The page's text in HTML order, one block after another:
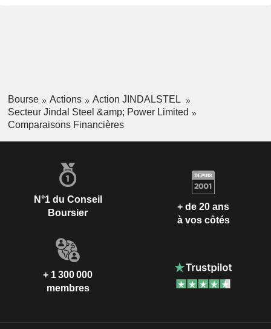
Bourse Actions
Action JINDALSTEL
Secteur Jindal Steel &amp; Power Limited
Comparaisons Financières
N°1 du Conseil
Boursier
+ de 20 ans
à vos côtés
+ 1 300 000
membres